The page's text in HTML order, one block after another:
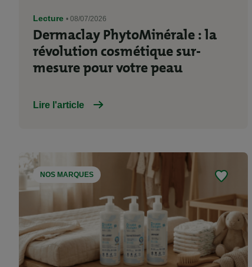
Lecture • 08/07/2026
Dermaclay PhytoMinérale : la
révolution cosmétique sur-
mesure pour votre peau
Lire l'article
NOS MARQUES